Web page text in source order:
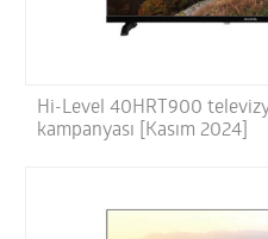
Hi-Level 40HRT900
kampanyası [Kasım 2024]